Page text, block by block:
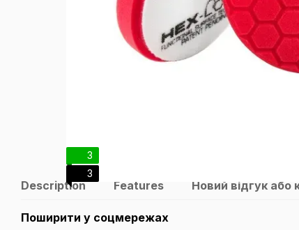
3
3
Description Features Новий відгук або
Поширити у соцмережах